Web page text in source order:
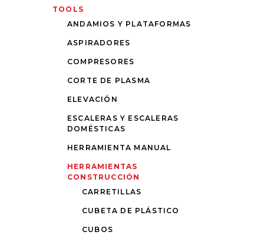
TOOLS
ANDAMIOS Y PLATAFORMAS
ASPIRADORES
COMPRESORES
CORTE DE PLASMA
ELEVACIÓN
ESCALERAS Y ESCALERAS
DOMÉSTICAS
HERRAMIENTA MANUAL
HERRAMIENTAS
CONSTRUCCIÓN
CARRETILLAS
CUBETA DE PLÁSTICO
CUBOS